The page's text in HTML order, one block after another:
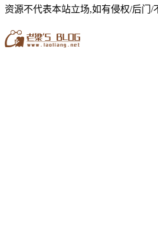
资源不代表本站立场,如有侵权/后门/